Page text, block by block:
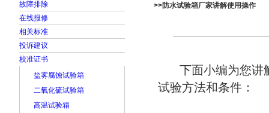
故障排除
在线报修
相关标准
投诉建议
校准证书
盐雾腐蚀试验箱
二氧化硫试验箱
高温试验箱
>>防水试验箱厂家讲解使用操作
下面小编为您讲
试验方法和条件：